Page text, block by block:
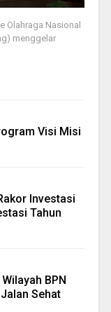
Olahraga Nasional
menggelar
Visi Misi
Investasi
Tahun
BPN
Sehat